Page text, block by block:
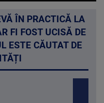
ÎN PRACTICĂ LA
FI FOST UCISĂ DE
ESTE CĂUTAT DE